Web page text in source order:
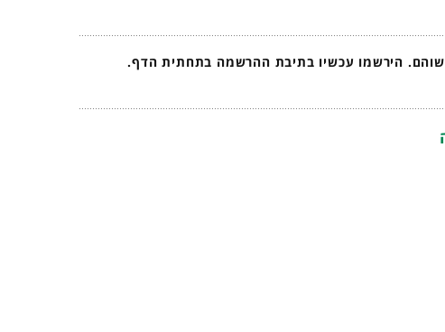
הירשמו עכשיו בתיבת ההרשמה בתחתית הדף.